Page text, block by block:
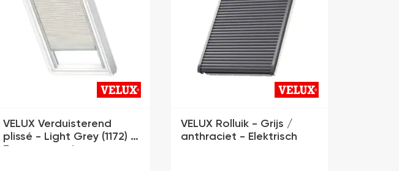
VELUX Verduisterend
plissé - Light Grey (1172) -
Zonne-energie
VELUX Rolluik - Grijs /
anthraciet - Elektrisch